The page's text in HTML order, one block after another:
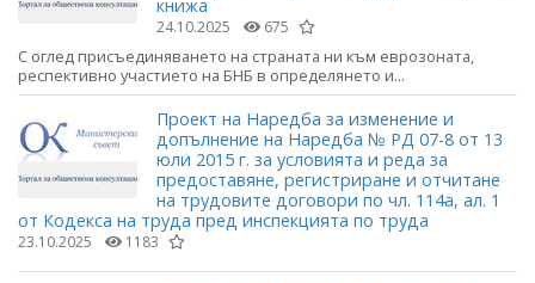
книжа
24.10.2025 675
С оглед присъединяването на страната ни към еврозоната,
респективно участието на БНБ в определянето и...
Проект на Наредба за изменение и
допълнение на Наредба № РД 07-8 от 13
юли 2015 г. за условията и реда за
предоставяне, регистриране и отчитане
на трудовите договори по чл. 114а, ал. 1
от Кодекса на труда пред инспекцията по труда
23.10.2025 1183